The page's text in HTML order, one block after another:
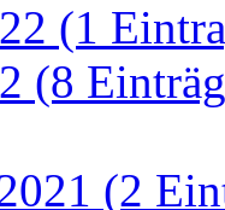
(1
(8
(2